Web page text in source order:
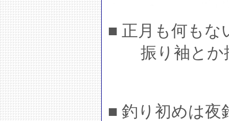
■ 正月も何もな
振り袖とか
■ 釣り初めは夜